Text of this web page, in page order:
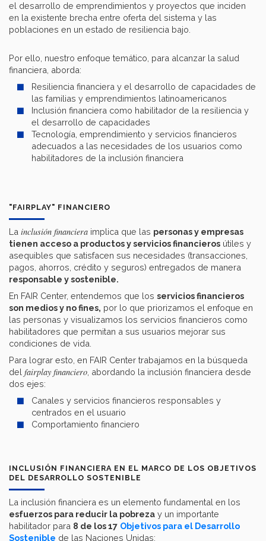
el desarrollo de emprendimientos y proyectos que inciden
en la existente brecha entre oferta del sistema y las
poblaciones en un estado de resiliencia bajo.
Por ello, nuestro enfoque temático, para alcanzar la salud
financiera, aborda:
Resiliencia financiera y el desarrollo de capacidades de
las familias y emprendimientos latinoamericanos
Inclusión financiera como habilitador de la resiliencia y
el desarrollo de capacidades
Tecnología, emprendimiento y servicios financieros
adecuados a las necesidades de los usuarios como
habilitadores de la inclusión financiera
"FAIRPLAY" FINANCIERO
La inclusión financiera implica que las personas y empresas
tienen acceso a productos y servicios financieros útiles y
asequibles que satisfacen sus necesidades (transacciones,
pagos, ahorros, crédito y seguros) entregados de manera
responsable y sostenible.
En FAIR Center, entendemos que los servicios financieros
son medios y no fines, por lo que priorizamos el enfoque en
las personas y visualizamos los servicios financieros como
habilitadores que permitan a sus usuarios mejorar sus
condiciones de vida.
Para lograr esto, en FAIR Center trabajamos en la búsqueda
del fairplay financiero , abordando la inclusión financiera desde
dos ejes:
Canales y servicios financieros responsables y
centrados en el usuario
Comportamiento financiero
INCLUSIÓN FINANCIERA EN EL MARCO DE LOS OBJETIVOS
DEL DESARROLLO SOSTENIBLE
La inclusión financiera es un elemento fundamental en los
esfuerzos para reducir la pobreza y un importante
habilitador para 8 de los 17 Objetivos para el Desarrollo
Sostenible de las Naciones Unidas: